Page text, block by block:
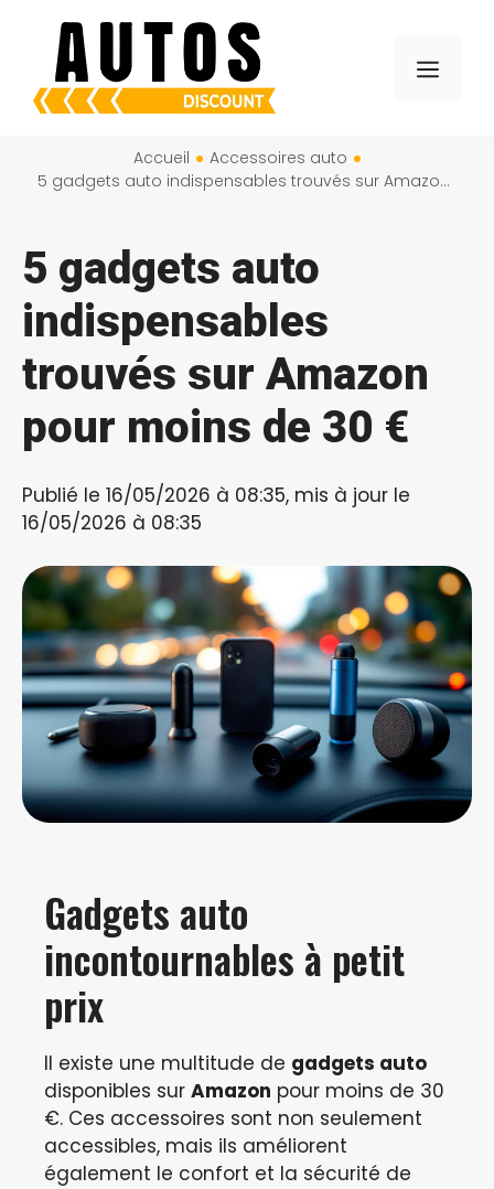
contenu
Menu
Accueil
Accessoires auto
5 gadgets auto indispensables trouvés sur Amazon pour moins de 30 €
5 gadgets auto
indispensables
trouvés sur Amazon
pour moins de 30 €
Publié le 16/05/2026 à 08:35, mis à jour le
16/05/2026 à 08:35
Gadgets auto
incontournables à petit
prix
Il existe une multitude de gadgets auto
disponibles sur Amazon pour moins de 30
€. Ces accessoires sont non seulement
accessibles, mais ils améliorent
également le confort et la sécurité de